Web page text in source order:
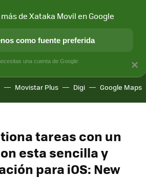
Y SOCIEDAD APLICACIONES
Movistar Plus Digi Google Maps
tareas con un
esta sencilla y
para iOS: New
×
de Xataka Movil en Google
como fuente preferida
una cuenta de Google